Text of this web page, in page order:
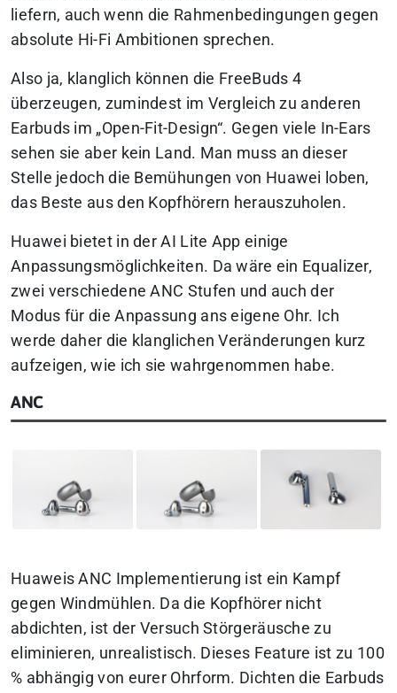
liefern, auch wenn die Rahmenbedingungen gegen
absolute Hi-Fi Ambitionen sprechen.
Also ja, klanglich können die FreeBuds 4
überzeugen, zumindest im Vergleich zu anderen
Earbuds im „Open-Fit-Design“. Gegen viele In-Ears
sehen sie aber kein Land. Man muss an dieser
Stelle jedoch die Bemühungen von Huawei loben,
das Beste aus den Kopfhörern herauszuholen.
Huawei bietet in der AI Lite App einige
Anpassungsmöglichkeiten. Da wäre ein Equalizer,
zwei verschiedene ANC Stufen und auch der
Modus für die Anpassung ans eigene Ohr. Ich
werde daher die klanglichen Veränderungen kurz
aufzeigen, wie ich sie wahrgenommen habe.
ANC
Huaweis ANC Implementierung ist ein Kampf
gegen Windmühlen. Da die Kopfhörer nicht
abdichten, ist der Versuch Störgeräusche zu
eliminieren, unrealistisch. Dieses Feature ist zu 100
% abhängig von eurer Ohrform. Dichten die Earbuds